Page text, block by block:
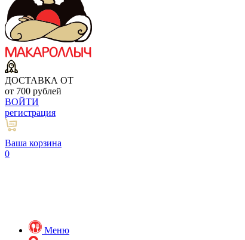
ДОСТАВКА ОТ
от 700 рублей
ВОЙТИ
регистрация
Ваша корзина
0
Меню